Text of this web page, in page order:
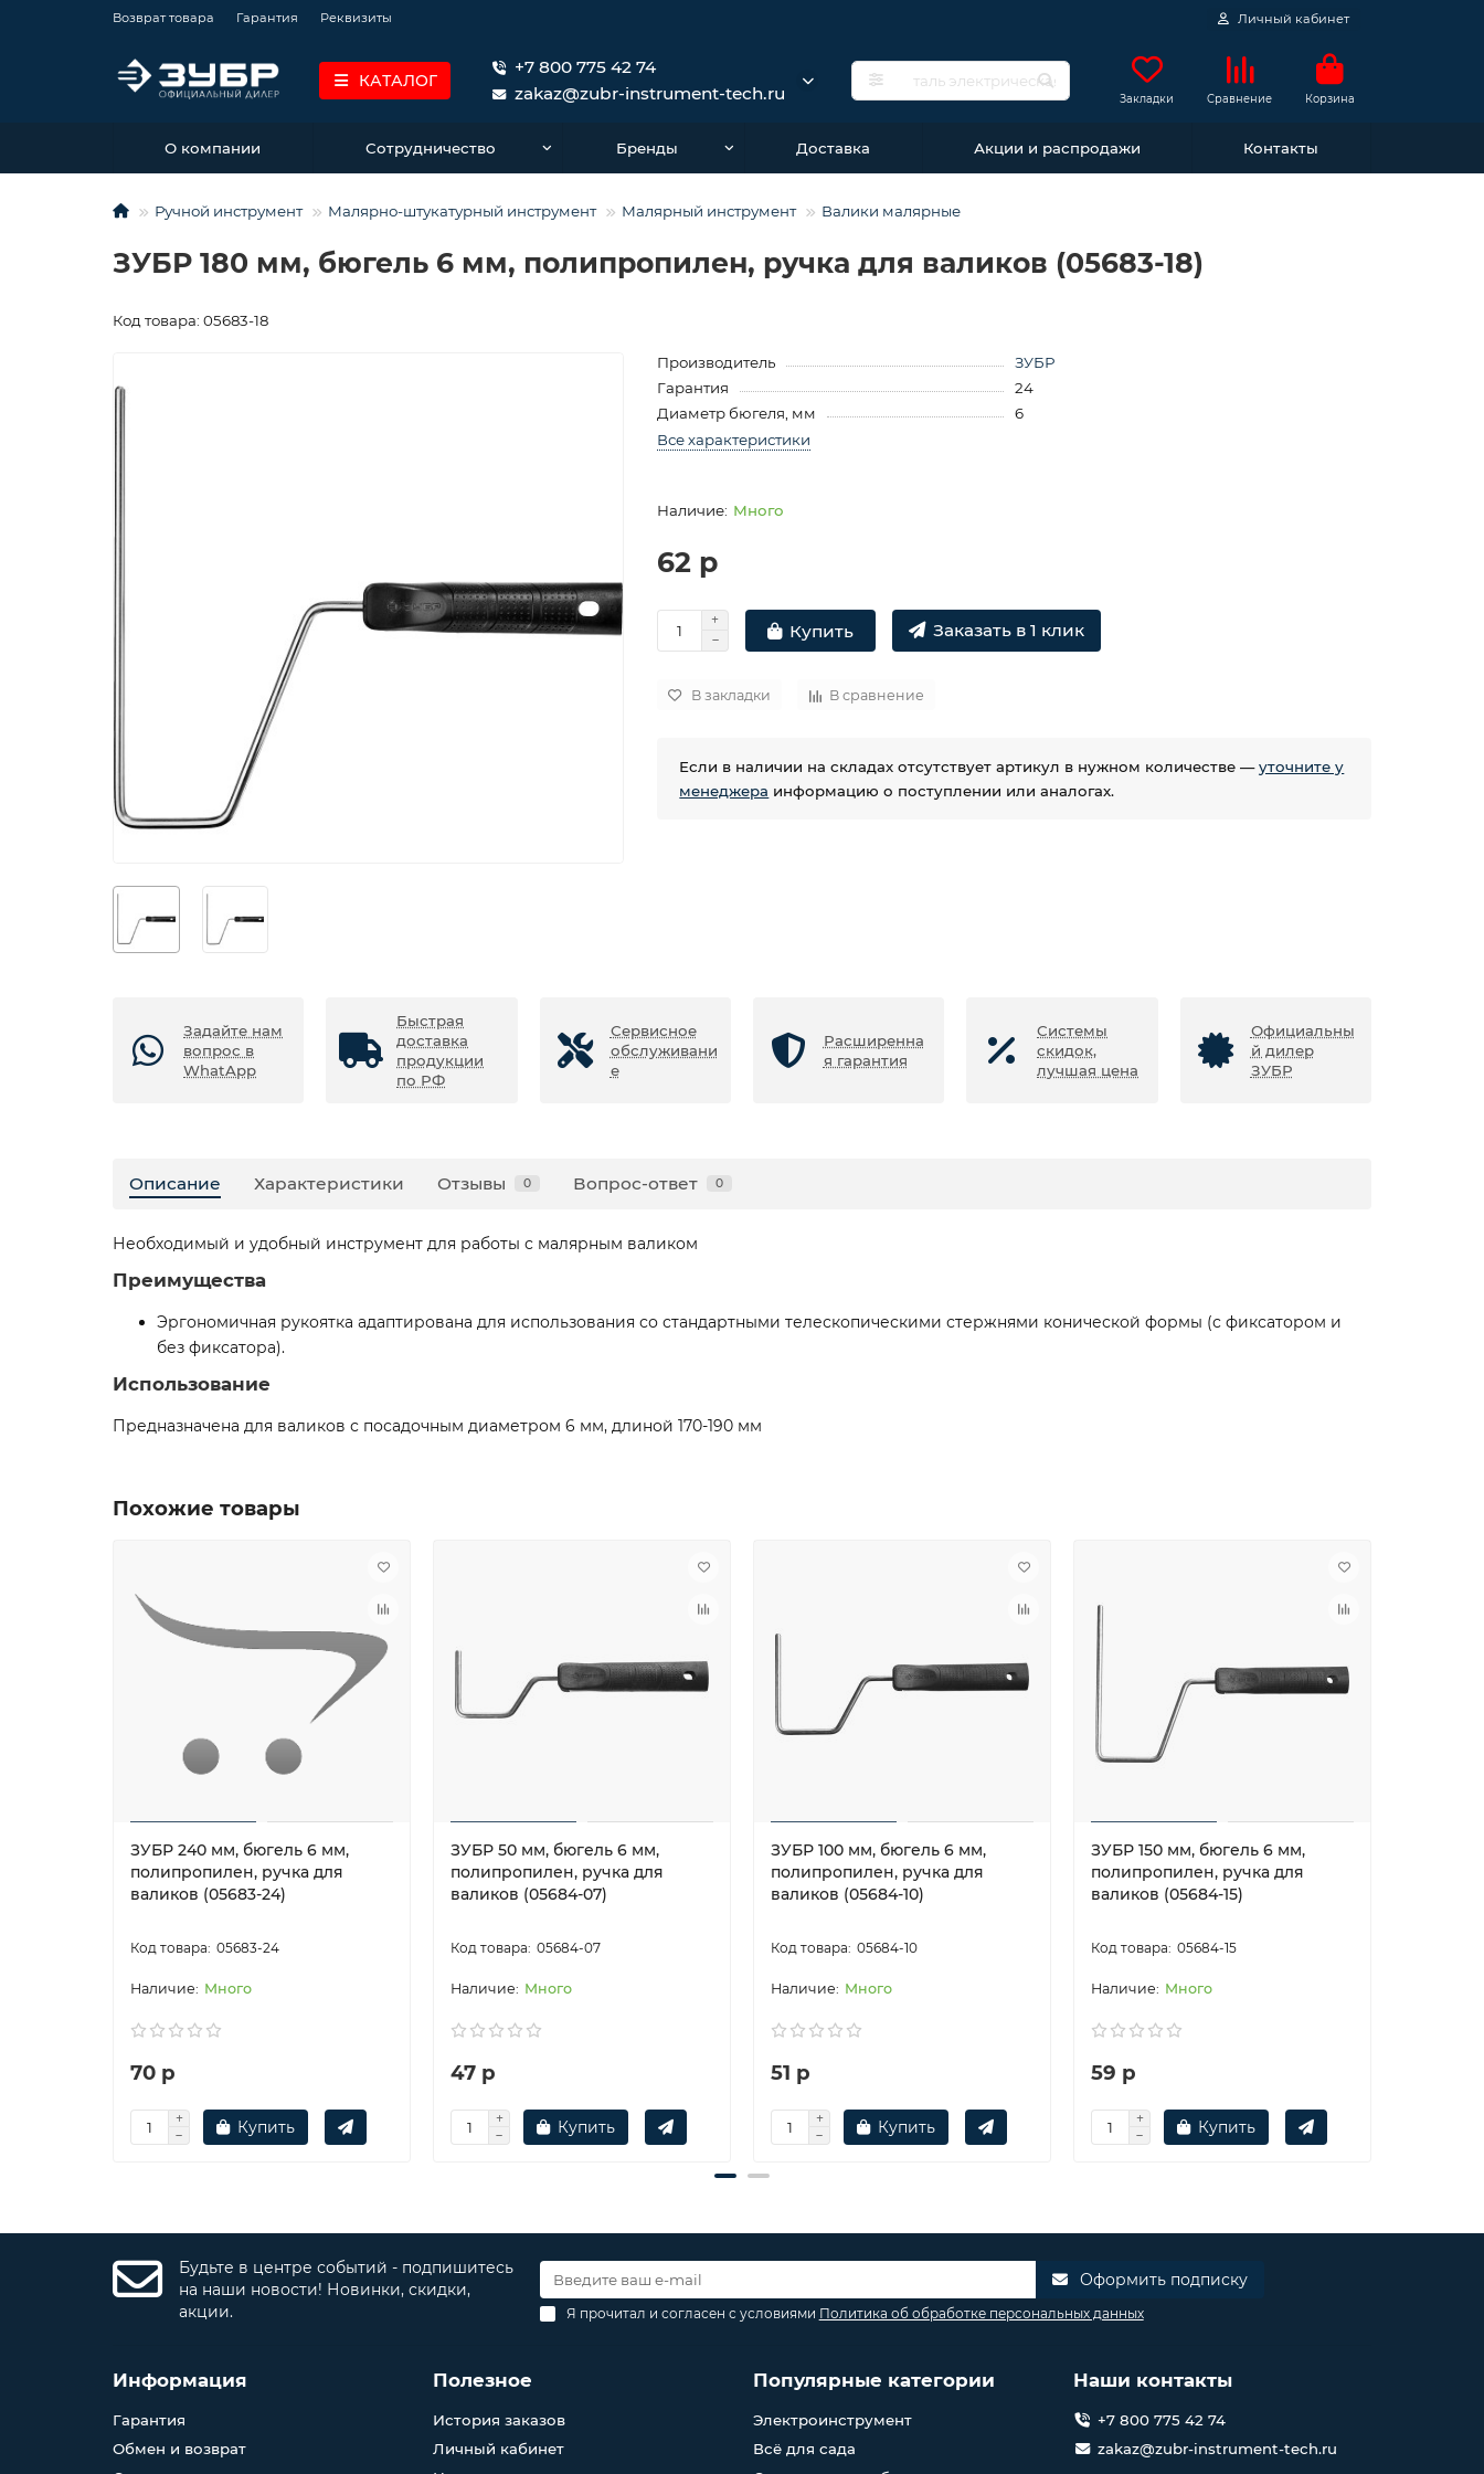
Возврат товара Гарантия Реквизиты Личный кабинет
КАТАЛОГ
+7 800 775 42 74
zakaz@zubr-instrument-tech.ru
Закладки Сравнение Корзина
О компании Сотрудничество Бренды Доставка Акции и распродажи Контакты
Ручной инструмент Малярно-штукатурный инструмент Малярный инструмент Валики малярные
ЗУБР 180 мм, бюгель 6 мм, полипропилен, ручка для валиков (05683-18)
Код товара: 05683-18
Производитель
ЗУБР
Гарантия
24
Диаметр бюгеля, мм
6
Все характеристики
Много
62 р
Купить Заказать в 1 клик
В закладки В сравнение
Если в наличии на складах отсутствует артикул в нужном количестве —уточните у
менеджера информацию о поступлении или аналогах.
Задайте нам
вопрос в
WhatApp
Быстрая
доставка
продукции
по РФ
Сервисное
обслуживани
е
Расширенна
я гарантия
Системы
скидок,
лучшая цена
Официальны
й дилер
ЗУБР
Описание Характеристики Отзывы 0 Вопрос-ответ 0
Необходимый и удобный инструмент для работы с малярным валиком
Преимущества
Эргономичная рукоятка адаптирована для использования со стандартными телескопическими стержнями конической формы (с фиксатором и
без фиксатора).
Использование
Предназначена для валиков с посадочным диаметром 6 мм, длиной 170-190 мм
Похожие товары
ЗУБР 240 мм, бюгель 6 мм,
полипропилен, ручка для
валиков (05683-24)
05683-24
Много
70 р
Купить
ЗУБР 50 мм, бюгель 6 мм,
полипропилен, ручка для
валиков (05684-07)
05684-07
Много
47 р
Купить
ЗУБР 100 мм, бюгель 6 мм,
полипропилен, ручка для
валиков (05684-10)
05684-10
Много
51 р
Купить
ЗУБР 150 мм, бюгель 6 мм,
полипропилен, ручка для
валиков (05684-15)
05684-15
Много
59 р
Купить
Будьте в центре событий - подпишитесь
на наши новости! Новинки, скидки,
акции.
Оформить подписку
Я прочитал и согласен с условиями Политика об обработке персональных данных
Информация
Гарантия
Обмен и возврат
Полезное
История заказов
Личный кабинет
Популярные категории
Электроинструмент
Всё для сада
Наши контакты
+7 800 775 42 74
zakaz@zubr-instrument-tech.ru